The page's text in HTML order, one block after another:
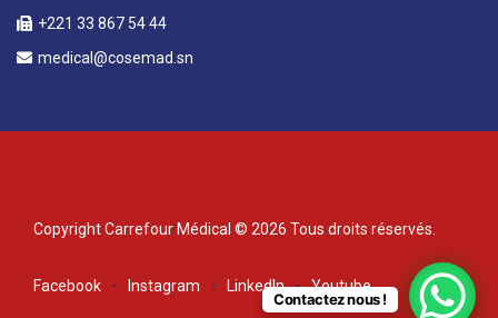
+221 33 867 54 44
medical@cosemad.sn
Copyright Carrefour Médical © 2026 Tous droits réservés.
Facebook Instagram LinkedIn Youtube
Contactez nous !